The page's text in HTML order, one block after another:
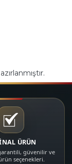
ÜRÜN
güvenilir ve
seçenekleri.